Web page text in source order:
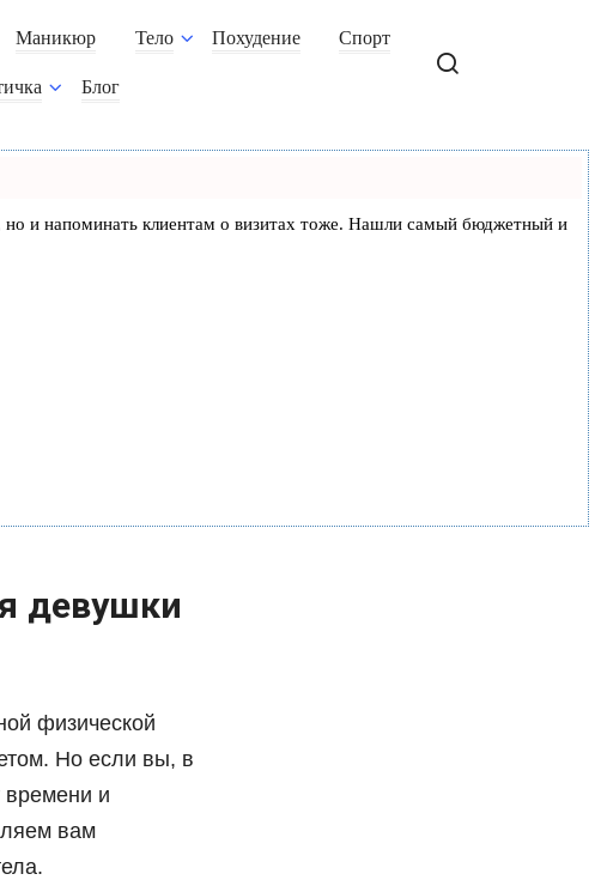
Маникюр Тело Похудение Спорт
Блог
но и напоминать клиентам о визитах тоже. Нашли самый бюджетный и
девушки
физической
Но если вы, в
времени и
вам